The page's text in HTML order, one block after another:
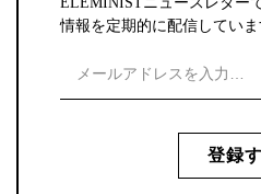
情報を定期的に配信していま
登録